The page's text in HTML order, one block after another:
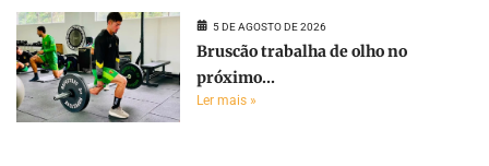
5 DE AGOSTO DE 2026
Bruscão trabalha de olho no
próximo...
Ler mais »